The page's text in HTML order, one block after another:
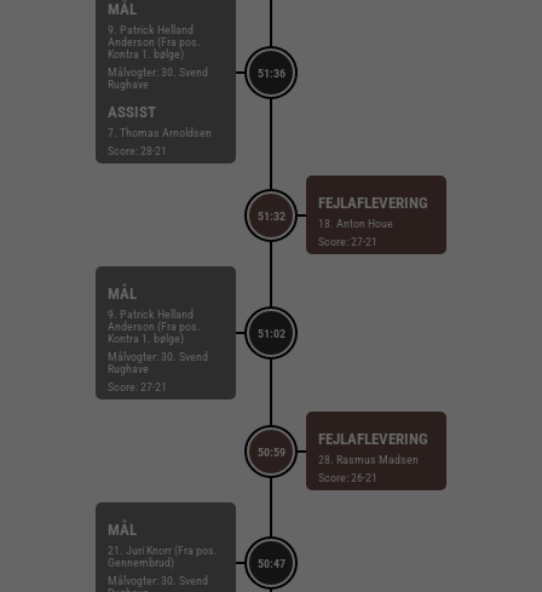
51:36
MÅL
9. Patrick Helland
Anderson (Fra pos.
Kontra 1. bølge)
Målvogter: 30. Svend
Rughave
ASSIST
7. Thomas Arnoldsen
Score: 28-21
51:32
FEJLAFLEVERING
18. Anton Houe
Score: 27-21
51:02
MÅL
9. Patrick Helland
Anderson (Fra pos.
Kontra 1. bølge)
Målvogter: 30. Svend
Rughave
Score: 27-21
50:59
FEJLAFLEVERING
28. Rasmus Madsen
Score: 26-21
50:47
MÅL
21. Juri Knorr (Fra pos.
Gennembrud)
Målvogter: 30. Svend